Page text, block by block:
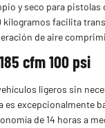
y seco para
facilita
de aire
cfm 100 psi
ligeros sin
excepcionalmente
de 14 horas a